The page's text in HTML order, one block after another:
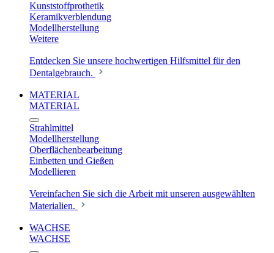
Kunststoffprothetik
Keramikverblendung
Modellherstellung
Weitere
Entdecken Sie unsere hochwertigen Hilfsmittel für den
Dentalgebrauch.
MATERIAL
MATERIAL
Strahlmittel
Modellherstellung
Oberflächenbearbeitung
Einbetten und Gießen
Modellieren
Vereinfachen Sie sich die Arbeit mit unseren ausgewählten
Materialien.
WACHSE
WACHSE